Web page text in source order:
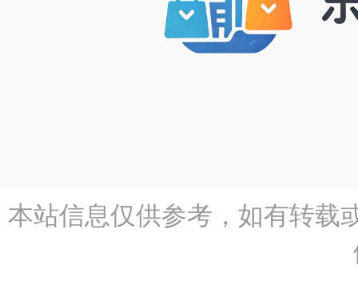
本站信息仅供参考，如有转载